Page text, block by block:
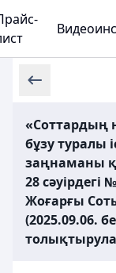
«Соттардың
бұзу туралы
заңнаманы
28
Жоғарғы
(2025.09.06.